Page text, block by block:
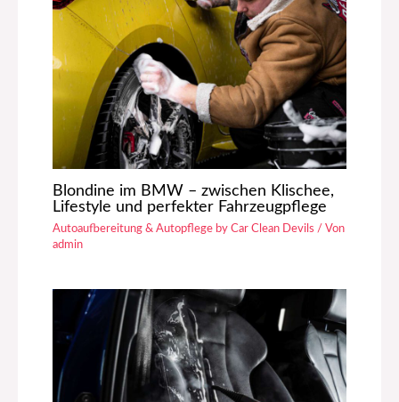
Blondine im BMW – zwischen Klischee,
Lifestyle und perfekter Fahrzeugpflege
Autoaufbereitung & Autopflege by Car Clean Devils / Von
admin